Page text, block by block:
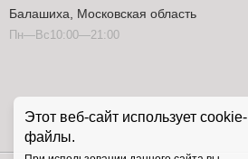
Балашиха, Московская область
Пн—Вс10:00—21:00
Этот веб-сайт использует cookie-
файлы.